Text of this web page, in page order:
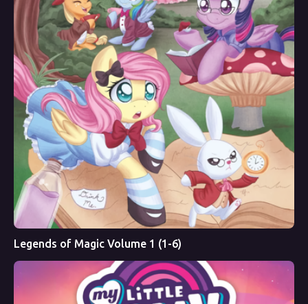
Legends of Magic Volume 1 (1-6)